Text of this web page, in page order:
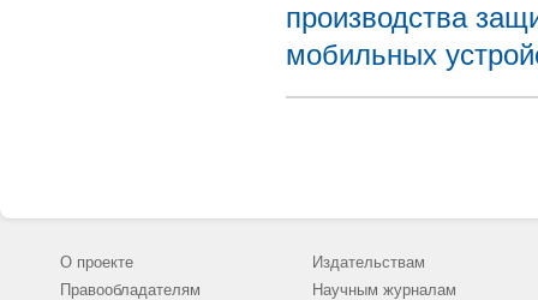
производства
мобильных
О проекте
Правообладателям
Издательствам
Научным журналам